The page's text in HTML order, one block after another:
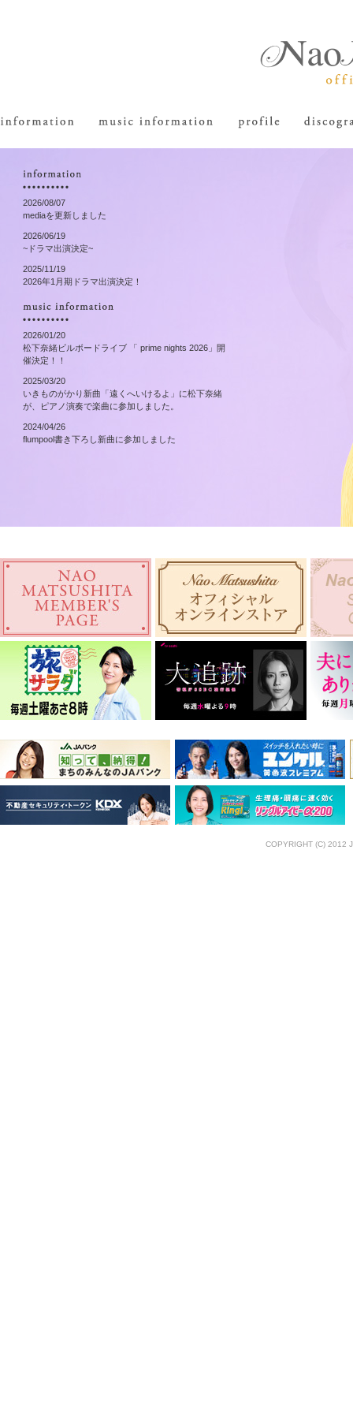
2026/08/07
mediaを更新しました
2026/06/19
~ドラマ出演決定~
2025/11/19
2026年1月期ドラマ出演決定！
2026/01/20
松下奈緒ビルボードライブ 「 prime nights 2026」開
催決定！！
2025/03/20
いきものがかり新曲「遠くへいけるよ」に松下奈緒
が、ピアノ演奏で楽曲に参加しました。
2024/04/26
flumpool書き下ろし新曲に参加しました
COPYRIGHT (C) 2012